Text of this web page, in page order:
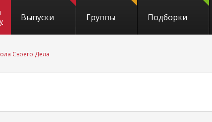
Выпуски Группы Подборки
Своего Дела